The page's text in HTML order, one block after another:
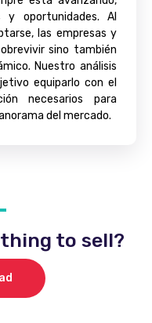
y oportunidades. Al
las empresas y
sino también
Nuestro análisis
equiparlo con el
necesarios para
del mercado.
to sell?